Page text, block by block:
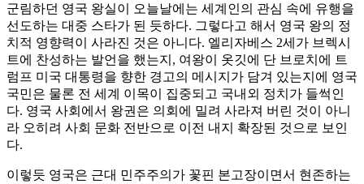
군림하던 영국 왕실이 오늘날에는 세계인의 관심 속에 유행을
선도하는 대중 스타가 된 듯하다. 그렇다고 해서 영국 왕의 정
치적 영향력이 사라진 것은 아니다. 엘리자베스 2세가 브렉시
트에 찬성하는 발언을 했는지, 여왕이 옷깃에 단 브로치에 트
럼프 미국 대통령을 향한 경고의 메시지가 담겨 있는지에 영국
국민은 물론 전 세계 이목이 집중되고 국내외 정치가 들썩인
다. 영국 사회에서 왕권은 의회에 밀려 사라져 버린 것이 아니
라 오히려 사회 문화 전반으로 이전 내지 확장된 것으로 보인
다.
이렇듯 영국은 근대 민주주의가 꽃핀 본고장이면서 현존하는